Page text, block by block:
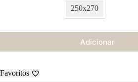
250x270
Adicionar
Favoritos